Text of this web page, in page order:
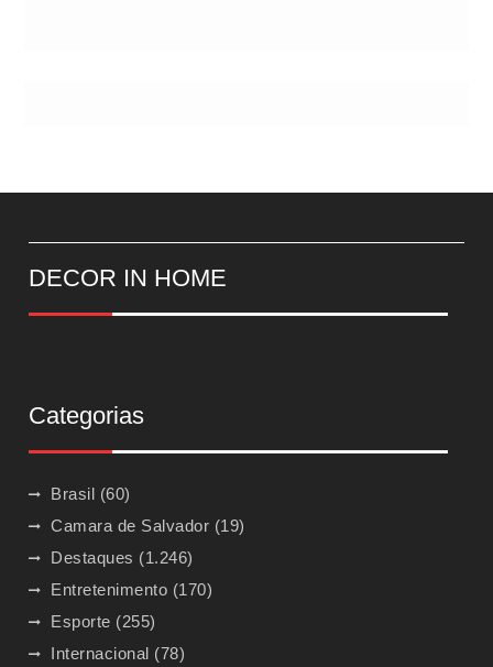
DECOR IN HOME
Categorias
Brasil (60)
Camara de Salvador (19)
Destaques (1.246)
Entretenimento (170)
Esporte (255)
Internacional (78)